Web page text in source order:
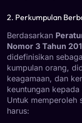
2. Perkumpulan
Berdasarkan
Nomor 3 Tahun
didefinisikan
kumpulan orang,
keagamaan, dan
keuntungan
Untuk memperoleh
harus: